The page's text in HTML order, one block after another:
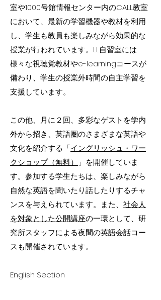
室や1000号館情報センター内のCALL教室
において、最新の学習機器や教材を利用
し、学生も教員も楽しみながら効果的な
授業が行われています。LL自習室には
様々な視聴覚教材やe-learningコースが
備わり、学生の授業外時間の自主学習を
支援しています。
この他、月に２回、多彩なゲストを学内
外から招き、英語圏のさまざまな英語や
文化を紹介する「イングリッシュ・ワー
クショップ（無料）
」を開催していま
す。参加する学生たちは、楽しみながら
自然な英語を聞いたり話したりするチャ
ンスを与えられています。また、 社会人
を対象とした公開講座の一環として、研
究所スタッフによる夜間の英語会話コー
スも開催されています。
English Section